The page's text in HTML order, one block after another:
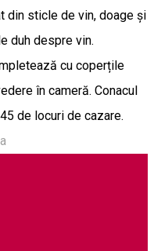
din sticle de vin, doage și
duh despre vin.
cu coperțile
în cameră. Conacul
de locuri de cazare.